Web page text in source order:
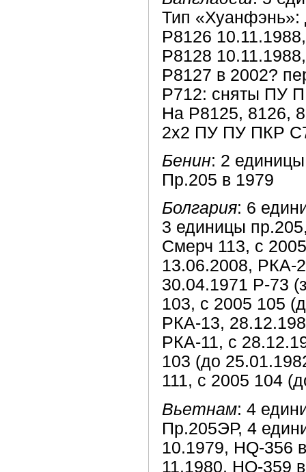
Тип «Хуанфэнь»:
Р8126
Р8128
Р8127 в 2002?
Р712: сняты ПУ
На P8125, 8126,
2х2 ПУ ПУ ПКР
Бенин: 2 единицы
Пр.205 в 1979
Болгария: 6
3 единицы
Смерч 113, с
13.06.2008, РКА-
30.04.1971 Р-73
103, с 2005 105
РКА-13,
РКА-11, с
103 (до
111, с 2005 104
Вьетнам: 4
Пр.205ЭР, 4
10.1979, HQ-356
11.1980, HQ-359